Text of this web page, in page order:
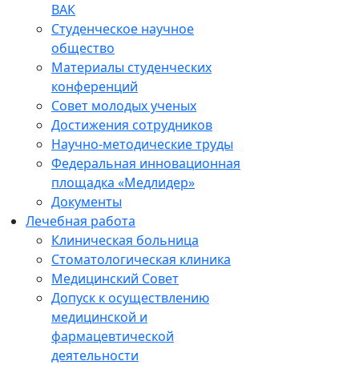
ВАК
Студенческое научное
общество
Материалы студенческих
конференций
Совет молодых ученых
Достижения сотрудников
Научно-методические труды
Федеральная инновационная
площадка «Медлидер»
Документы
Лечебная работа
Клиническая больница
Стоматологическая клиника
Медицинский Совет
Допуск к осуществлению
медицинской и
фармацевтической
деятельности